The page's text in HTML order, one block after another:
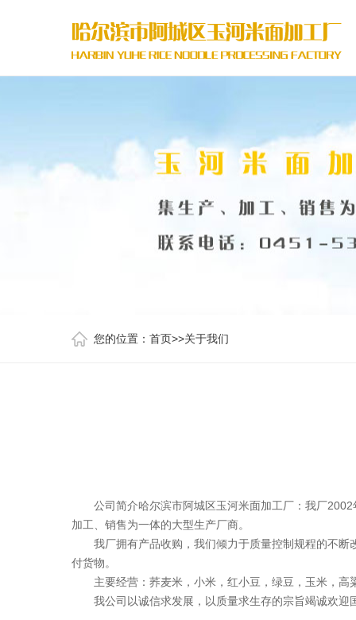
您的位置： 首页>>关于我们
公司简介哈尔滨市阿城区玉河米面加工厂：我厂
加工、销售为一体的大型生产厂商。
我厂拥有产品收购，我们倾力于质量控制规程的不
付货物。
主要经营：荞麦米，小米，红小豆，绿豆，玉米，高
我公司以诚信求发展，以质量求生存的宗旨竭诚欢